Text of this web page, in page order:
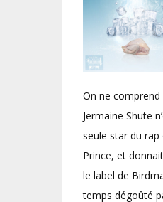
On ne
Jermaine Shute
seule star du
Prince, et
le label de
temps dégoûté